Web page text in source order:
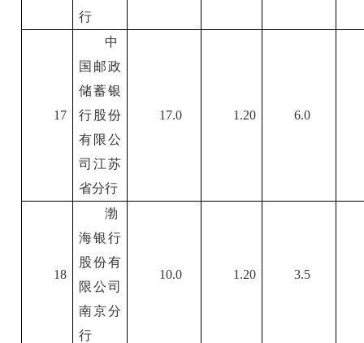
行
17
中
国邮政
储蓄银
行股份
有限公
司江苏
省分行
17.0 1.20 6.0
18
渤
海银行
股份有
限公司
南京分
行
10.0 1.20 3.5